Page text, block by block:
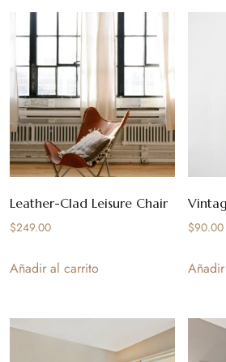
Leather-Clad Leisure Chair
$249.00
Añadir al carrito
$90.00